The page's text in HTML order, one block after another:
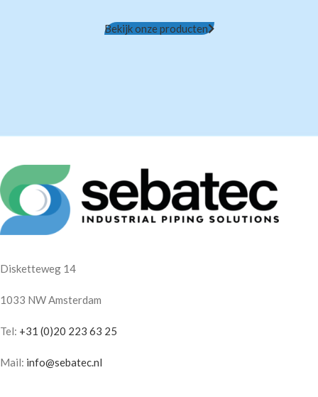
Bekijk onze producten
Disketteweg 14
1033 NW Amsterdam
Tel: +31 (0)20 223 63 25
Mail: info@sebatec.nl